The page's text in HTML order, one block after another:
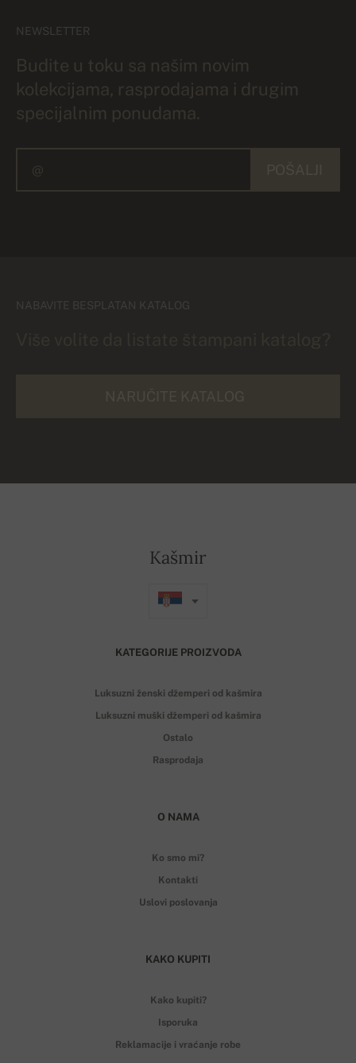
NEWSLETTER
Budite u toku sa našim novim
kolekcijama, rasprodajama i drugim
specijalnim ponudama.
NABAVITE BESPLATAN KATALOG
Kašmir
KATEGORIJE PROIZVODA
Luksuzni ženski džemperi od kašmira
Luksuzni muški džemperi od kašmira
Ostalo
Rasprodaja
O NAMA
Ko smo mi?
Kontakti
Uslovi poslovanja
KAKO KUPITI
Kako kupiti?
Isporuka
Reklamacije i vraćanje robe